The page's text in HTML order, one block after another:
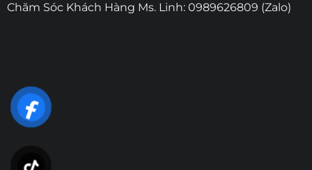
Chăm Sóc Khách Hàng Ms. Linh: 0989626809 (Zalo)